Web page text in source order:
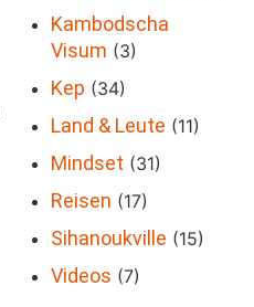
Kambodscha
Visum (3)
Kep (34)
Land & Leute (11)
Mindset (31)
Reisen (17)
Sihanoukville (15)
Videos (7)